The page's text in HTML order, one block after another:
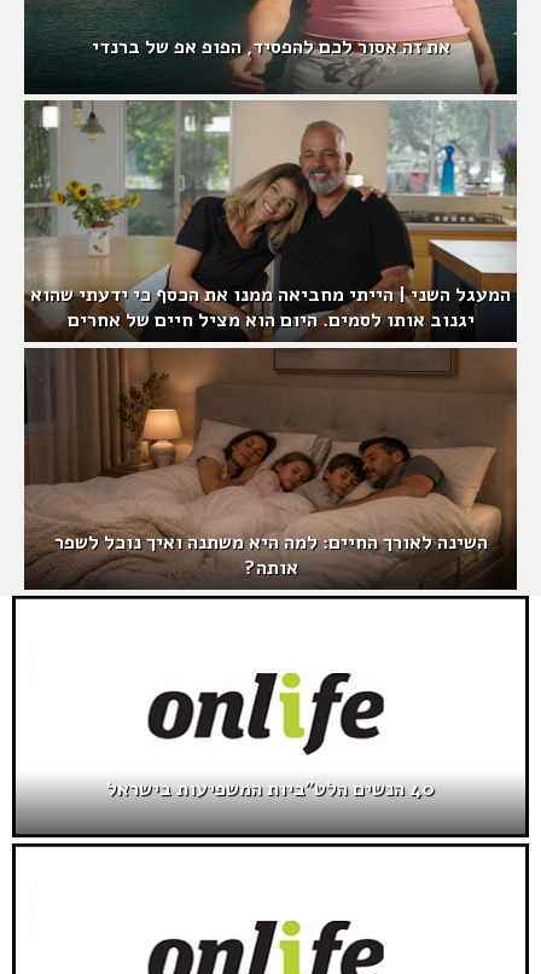
את זה אסור לכם להפסיד, הפופ אפ של ברנדי
המעגל השני | הייתי מחביאה ממנו את הכסף כי ידעתי שהוא
יגנוב אותו לסמים. היום הוא מציל חיים של אחרים
השינה לאורך החיים: למה היא משתנה ואיך נוכל לשפר
אותה?
40 הנשים הלט"ביות המשפיעות בישראל